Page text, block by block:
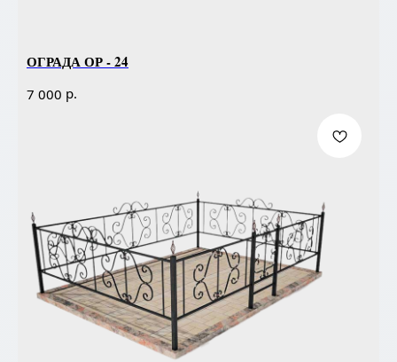
ОГРАДА ОР - 24
7 000 р.